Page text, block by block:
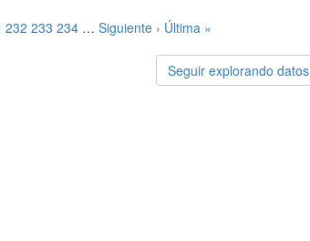
232 233 234 … Siguiente › Última »
Seguir explorando datos